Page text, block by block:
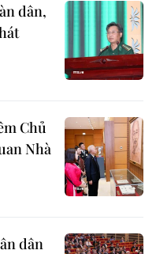
dân,
Chủ
Nhà
dân